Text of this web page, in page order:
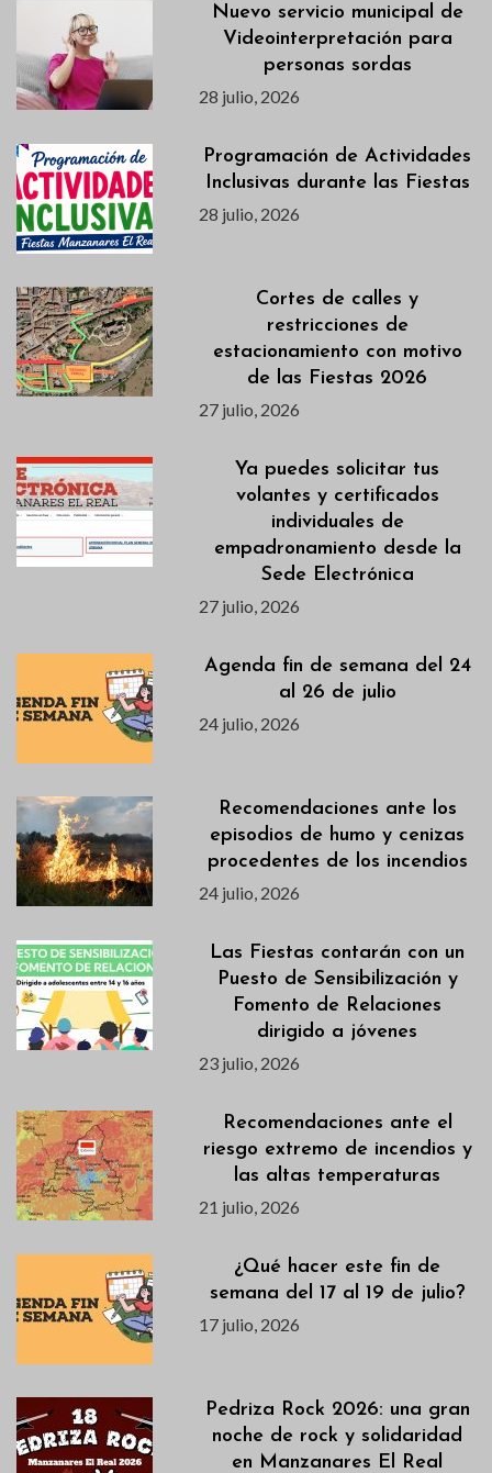
Nuevo servicio municipal de
Videointerpretación para
personas sordas
28 julio, 2026
Programación de Actividades
Inclusivas durante las Fiestas
28 julio, 2026
Cortes de calles y
restricciones de
estacionamiento con motivo
de las Fiestas 2026
27 julio, 2026
Ya puedes solicitar tus
volantes y certificados
individuales de
empadronamiento desde la
Sede Electrónica
27 julio, 2026
Agenda fin de semana del 24
al 26 de julio
24 julio, 2026
Recomendaciones ante los
episodios de humo y cenizas
procedentes de los incendios
24 julio, 2026
Las Fiestas contarán con un
Puesto de Sensibilización y
Fomento de Relaciones
dirigido a jóvenes
23 julio, 2026
Recomendaciones ante el
riesgo extremo de incendios y
las altas temperaturas
21 julio, 2026
¿Qué hacer este fin de
semana del 17 al 19 de julio?
17 julio, 2026
Pedriza Rock 2026: una gran
noche de rock y solidaridad
en Manzanares El Real